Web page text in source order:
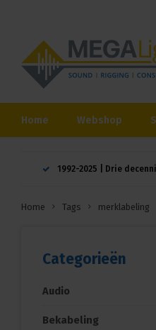
Home Webshop
1992-2025 | Drie
Home Tags merklabeling
Categorieën
Audio
Bekabeling